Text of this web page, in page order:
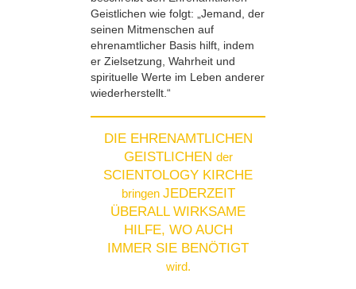
Geistlichen wie folgt: „Jemand, der
seinen Mitmenschen auf
ehrenamtlicher Basis hilft, indem
er Zielsetzung, Wahrheit und
spirituelle Werte im Leben anderer
wiederherstellt.“
DIE EHRENAMTLICHEN
GEISTLICHEN der
SCIENTOLOGY KIRCHE
bringen JEDERZEIT
ÜBERALL WIRKSAME
HILFE, WO AUCH
IMMER SIE BENÖTIGT
wird.